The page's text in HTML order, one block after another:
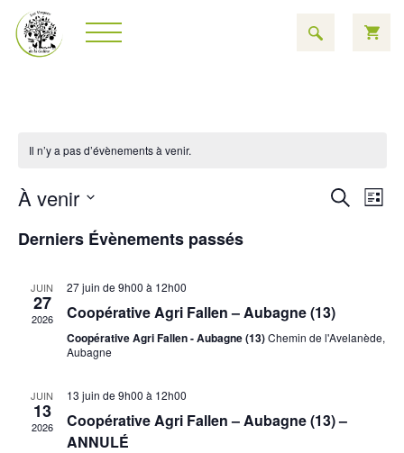
Il n’y a pas d’évènements à venir.
de
vues
Liste
À venir
une
date.
Derniers Évènements passés
JUIN
27
2026
27 juin de 9h00 à 12h00
Coopérative Agri Fallen – Aubagne (13)
Coopérative Agri Fallen - Aubagne (13)Chemin de l'Avelanède,
Aubagne
JUIN
13
2026
13 juin de 9h00 à 12h00
Coopérative Agri Fallen – Aubagne (13) –
ANNULÉ